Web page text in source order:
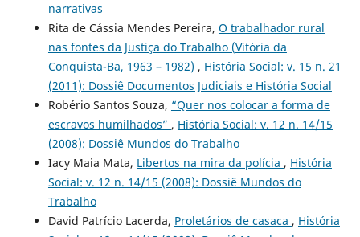
narrativas
Rita de Cássia Mendes Pereira, O trabalhador rural
nas fontes da Justiça do Trabalho (Vitória da
Conquista-Ba, 1963 – 1982) , História Social: v. 15 n. 21
(2011): Dossiê Documentos Judiciais e História Social
Robério Santos Souza, “Quer nos colocar a forma de
escravos humilhados” , História Social: v. 12 n. 14/15
(2008): Dossiê Mundos do Trabalho
Iacy Maia Mata, Libertos na mira da polícia , História
Social: v. 12 n. 14/15 (2008): Dossiê Mundos do
Trabalho
David Patrício Lacerda, Proletários de casaca , História